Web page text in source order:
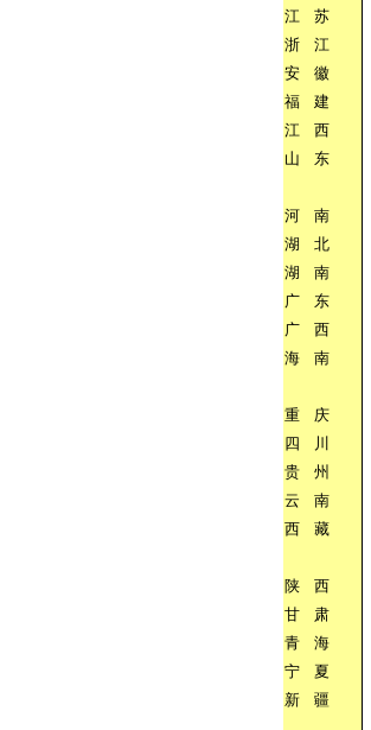
江
苏
浙
江
安
徽
福
建
江
西
山
东
河 南
湖
北
湖
南
广
东
广
西
海
南
重 庆
四
川
贵
州
云
南
西
藏
陕 西
甘
肃
青
海
宁
夏
新
疆